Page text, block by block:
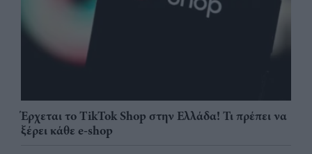
Έρχεται το TikTok Shop στην Ελλάδα! Τι πρέπει να
ξέρει κάθε e-shop